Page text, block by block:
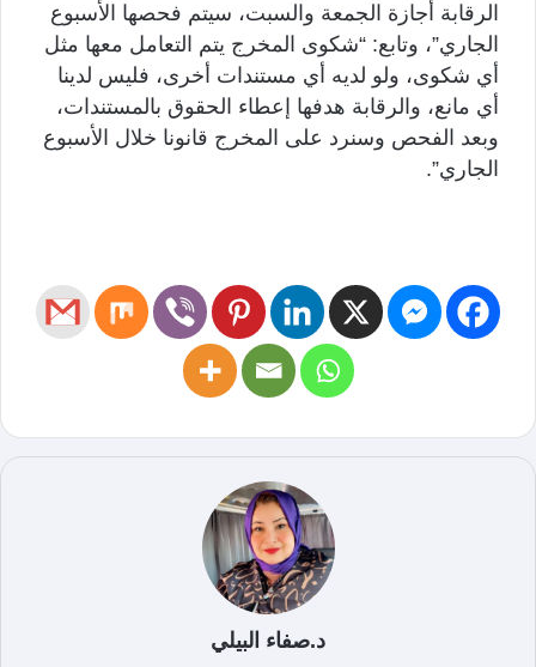
الرقابة أجازة الجمعة والسبت، سيتم فحصها الأسبوع
الجاري”، وتابع: “شكوى المخرج يتم التعامل معها مثل
أي شكوى، ولو لديه أي مستندات أخرى، فليس لدينا
أي مانع، والرقابة هدفها إعطاء الحقوق بالمستندات،
وبعد الفحص وسنرد على المخرج قانونا خلال الأسبوع
الجاري”.
د.صفاء البيلي